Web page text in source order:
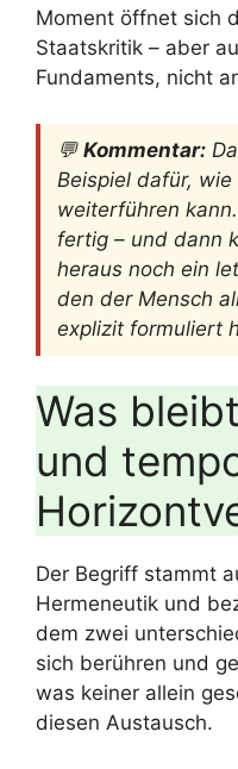
Moment öffnet sich
Staatskritik – aber
Fundaments, nicht
💬 Kommentar:
Beispiel dafür,
weiterführen
fertig – und dann
heraus noch ein
den der Mensch
explizit formuliert
Was
und
Der Begriff stammt
Hermeneutik und
dem zwei
sich berühren und
was keiner allein
diesen Austausch.